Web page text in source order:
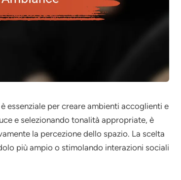
essenziale per creare ambienti accoglienti e
e selezionando tonalità appropriate, è
la percezione dello spazio. La scelta
più ampio o stimolando interazioni sociali